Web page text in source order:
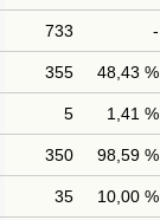
733 -
355 48,43 %
5 1,41 %
350 98,59 %
35 10,00 %